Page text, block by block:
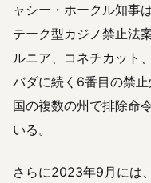
ャシー・ホークル知事
テーク型カジノ禁止法
ルニア、コネチカット
バダに続く6番目の禁
国の複数の州で排除命
いる。
さらに2023年9月には、